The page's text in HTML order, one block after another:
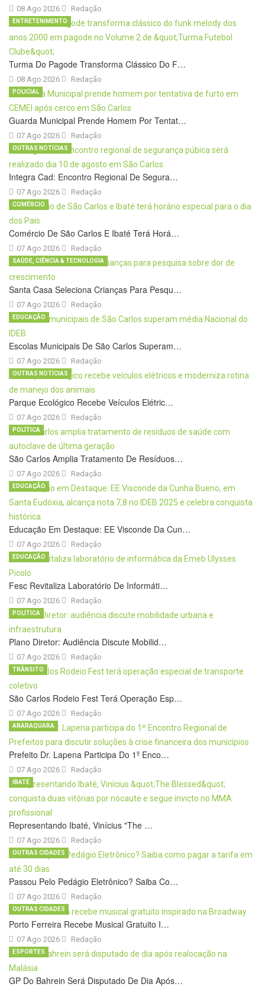
08 Ago 2026 Redação
Turma Do Pagode Transforma Clássico Do F…
08 Ago 2026
ENTRETENIMENTO
Redação
Guarda Municipal Prende Homem Por Tentat…
07 Ago 2026
POLICIAL
Redação
Integra Cad: Encontro Regional De Segura…
07 Ago 2026
OUTRAS NOTÍCIAS
Redação
Comércio De São Carlos E Ibaté Terá Horá…
07 Ago 2026
COMÉRCIO
Redação
Santa Casa Seleciona Crianças Para Pesqu…
07 Ago 2026
SAÚDE, CIÊNCIA & TECNOLOGIA
Redação
Escolas Municipais De São Carlos Superam…
07 Ago 2026
EDUCAÇÃO
Redação
Parque Ecológico Recebe Veículos Elétric…
07 Ago 2026
OUTRAS NOTÍCIAS
Redação
São Carlos Amplia Tratamento De Resíduos…
07 Ago 2026
POLÍTICA
Redação
Educação Em Destaque: EE Visconde Da Cun…
07 Ago 2026
EDUCAÇÃO
Redação
Fesc Revitaliza Laboratório De Informáti…
07 Ago 2026
EDUCAÇÃO
Redação
Plano Diretor: Audiência Discute Mobilid…
07 Ago 2026
POLÍTICA
Redação
São Carlos Rodeio Fest Terá Operação Esp…
07 Ago 2026
TRÂNSITO
Redação
Prefeito Dr. Lapena Participa Do 1º Enco…
07 Ago 2026
ARARAQUARA
Redação
Representando Ibaté, Vinícius "The …
07 Ago 2026
IBATÉ
Redação
Passou Pelo Pedágio Eletrônico? Saiba Co…
07 Ago 2026
OUTRAS CIDADES
Redação
Porto Ferreira Recebe Musical Gratuito I…
07 Ago 2026
OUTRAS CIDADES
Redação
GP Do Bahrein Será Disputado De Dia Após…
ESPORTES